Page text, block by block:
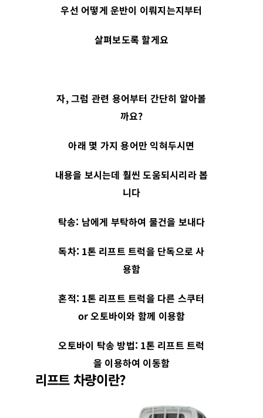
우선 어떻게 운반이 이뤄지는지부터
살펴보도록 할게요
자,그럼 관련 용어부터 간단히 알아볼
까요?
아래 몇 가지 용어만 익혀두시면
내용을 보시는데 훨씬 도움되시리라 봅
니다
탁송: 남에게 부탁하여 물건을 보내다
독차: 1톤 리프트 트럭을 단독으로 사
용함
혼적: 1톤 리프트 트럭을 다른 스쿠터
or오토바이와 함께 이용함
오토바이 탁송 방법: 1톤 리프트 트럭
을 이용하여 이동함
리프트 차량이란?